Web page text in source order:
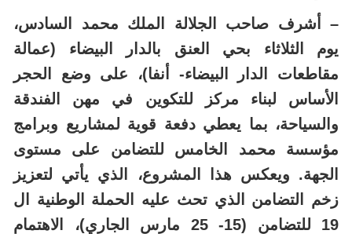
– أشرف صاحب الجلالة الملك محمد السادس،
يوم الثلاثاء بحي العنق بالدار البيضاء (عمالة
مقاطعات الدار البيضاء- أنفا)، على وضع الحجر
الأساس لبناء مركز للتكوين في مهن الفندقة
والسياحة، بما يعطي دفعة قوية لمشاريع وبرامج
مؤسسة محمد الخامس للتضامن على مستوى
الجهة. ويعكس هذا المشروع، الذي يأتي لتعزيز
زخم التضامن الذي تحث عليه الحملة الوطنية ال
19 للتضامن (15- 25 مارس الجاري)، الاهتمام